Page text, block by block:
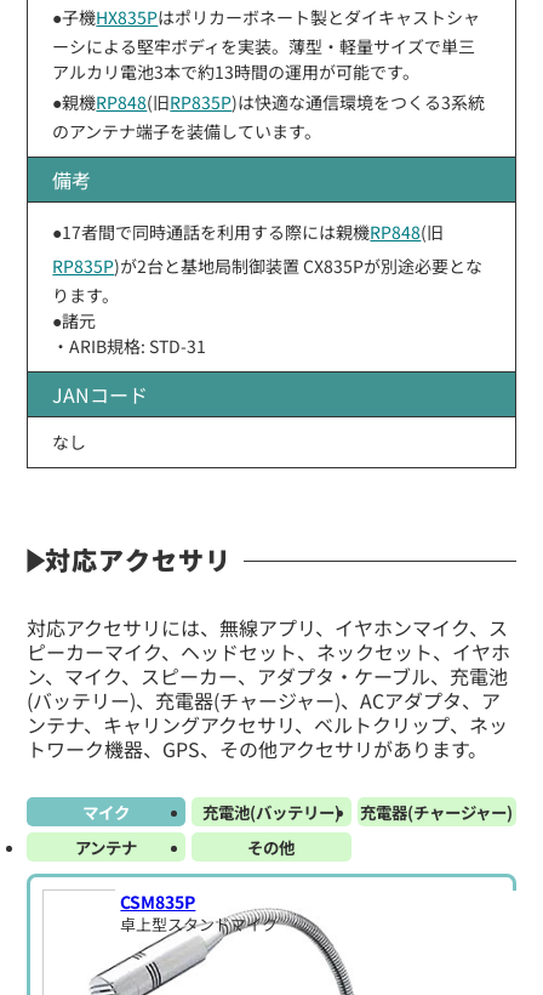
●子機HX835Pはポリカーボネート製とダイキャストシャ
ーシによる堅牢ボディを実装。薄型・軽量サイズで単三
アルカリ電池3本で約13時間の運用が可能です。
●親機RP848(旧RP835P)は快適な通信環境をつくる3系統
のアンテナ端子を装備しています。
備考
●17者間で同時通話を利用する際には親機RP848(旧
RP835P)が2台と基地局制御装置 CX835Pが別途必要とな
ります。
●諸元
・ARIB規格: STD-31
JANコード
なし
対応アクセサリ
対応アクセサリには、無線アプリ、イヤホンマイク、ス
ピーカーマイク、ヘッドセット、ネックセット、イヤホ
ン、マイク、スピーカー、アダプタ・ケーブル、充電池
(バッテリー)、充電器(チャージャー)、ACアダプタ、ア
ンテナ、キャリングアクセサリ、ベルトクリップ、ネッ
トワーク機器、GPS、その他アクセサリがあります。
マイク 充電池(バッテリー)
充電器(チャージャー)
アンテナ
その他
CSM835P
卓上型スタンドマイク